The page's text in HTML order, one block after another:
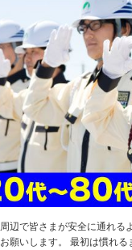
辺で皆さまが安全に通れる
願いします。 最初は慣れ